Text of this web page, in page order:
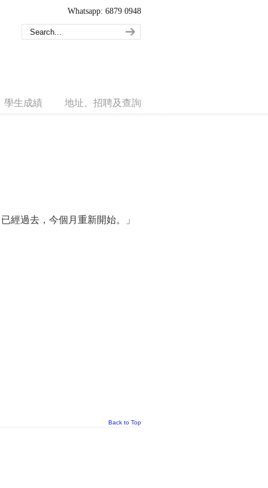
Whatsapp: 6879 0948
學生成績 地址、招聘及查詢
經過去，今個月重新開始。」
Back to Top